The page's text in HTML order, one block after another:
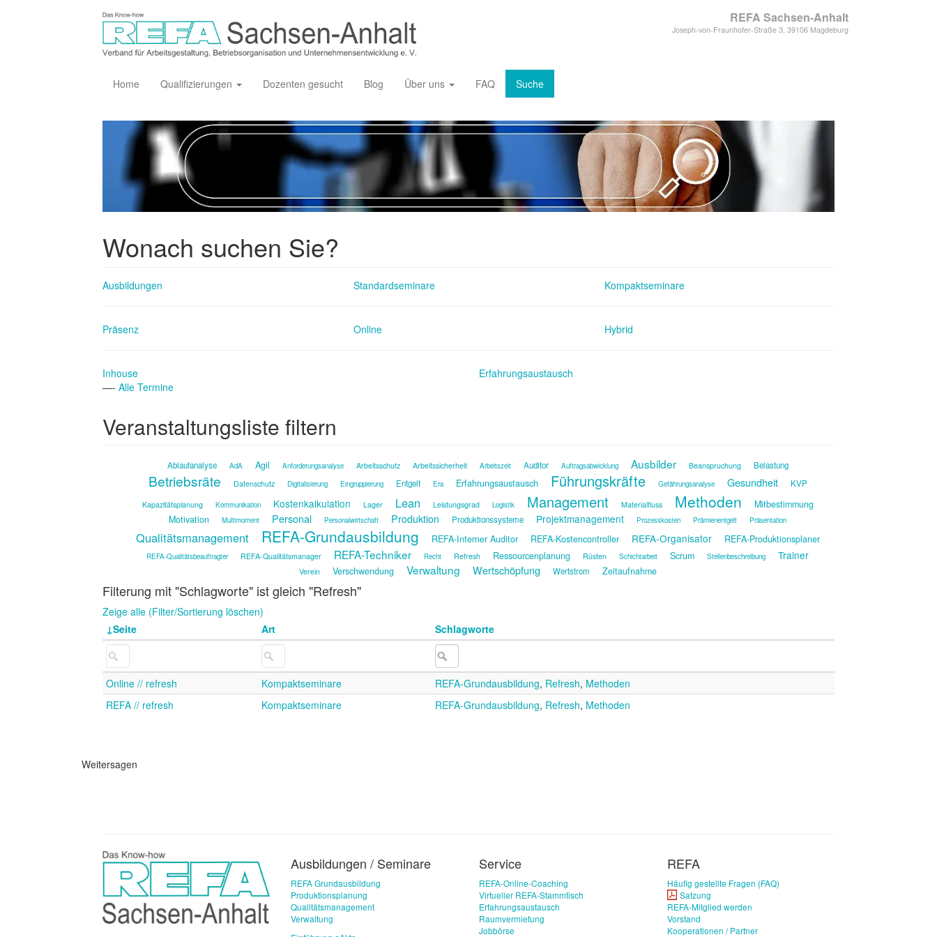
REFA Sachsen-Anhalt
Joseph-von-Fraunhofer-Straße 3, 39106 Magdeburg
Home Qualifizierungen Dozenten gesucht Blog Über uns FAQ Suche
Wonach suchen Sie?
Ausbildungen Standardseminare Kompaktseminare
Präsenz Online Hybrid
Inhouse
Erfahrungsaustausch
—- Alle Termine
Veranstaltungsliste filtern
Ablaufanalyse AdA Agil Anforderungsanalyse Arbeitsschutz Arbeitssicherheit Arbeitszeit Auditor Auftragsabwicklung Ausbilder Beanspruchung Belastung
Betriebsräte Datenschutz Digitalisierung Eingruppierung Entgelt Era Erfahrungsaustausch Führungskräfte Gefährungsanalyse Gesundheit KVP
Kapazitätsplanung Kommunikation Kostenkalkulation Lager Lean Leistungsgrad Logistik Management Materialfluss Methoden
Mitbestimmung
Motivation
Multimoment Personal Personalwirtschaft Produktion Produktionssysteme Projektmanagement Prozesskosten Prämienentgelt Präsentation
Qualitätsmanagement REFA-Grundausbildung REFA-Interner Auditor REFA-Kostencontroller REFA-Organisator REFA-Produktionsplaner
REFA-Qualitätsbeauftragter REFA-Qualitätsmanager REFA-Techniker Recht Refresh Ressourcenplanung Rüsten Schichtarbeit Scrum Stellenbeschreibung Trainer
Verein Verschwendung Verwaltung Wertschöpfung Wertstrom Zeitaufnahme
Filterung mit "Schlagworte" ist gleich "Refresh"
Zeige alle (Filter/Sortierung löschen)
Seite
Art Schlagworte
Online // refresh Kompaktseminare REFA-Grundausbildung, Refresh, Methoden
REFA // refresh
Kompaktseminare REFA-Grundausbildung, Refresh, Methoden
Weitersagen
Ausbildungen / Seminare
REFA Grundausbildung
Produktionsplanung
Qualitätsmanagement
Verwaltung
Service
REFA-Online-Coaching
Virtueller REFA-Stammtisch
Erfahrungsaustausch
Raumvermietung
Jobbörse
REFA
Häufig gestellte Fragen (FAQ)
Satzung
REFA-Mitglied werden
Vorstand
Kooperationen / Partner